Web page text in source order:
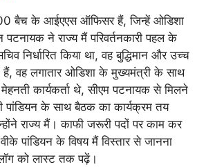
बैच के आईएएस ऑफिसर हैं, जिन्हें ओडिशा
ने राज्य मैं परिवर्तनकारी पहल के
निर्धारित किया था, वह बुद्धिमान और उच्च
हैं, वह लगातार ओडिशा के मुख्यमंत्री के साथ
कार्यकर्ता थे, सीएम पटनायक से मिलने
पांडियन के साथ बैठक का कार्यक्रम तय
राज्य मैं। काफी जरूरी पदों पर काम कर
पांडियन के विषय मैं विस्तार से जानना
को लास्ट तक पढ़ें।